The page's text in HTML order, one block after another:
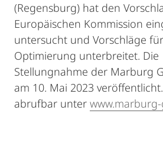
(Regensburg) hat den
Europäischen Kommission
untersucht und Vorschläge
Optimierung unterbreitet. Die
Stellungnahme der Marburg
am 10. Mai 2023
abrufbar unter